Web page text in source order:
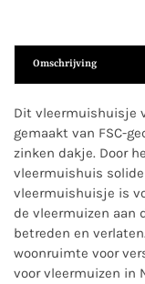
Omschrijving
Dit vleermuishuisje
gemaakt van FSC-
zinken dakje. Door
vleermuishuis
vleermuishuisje is
de vleermuizen aan
betreden en
woonruimte voor
voor vleermuizen in